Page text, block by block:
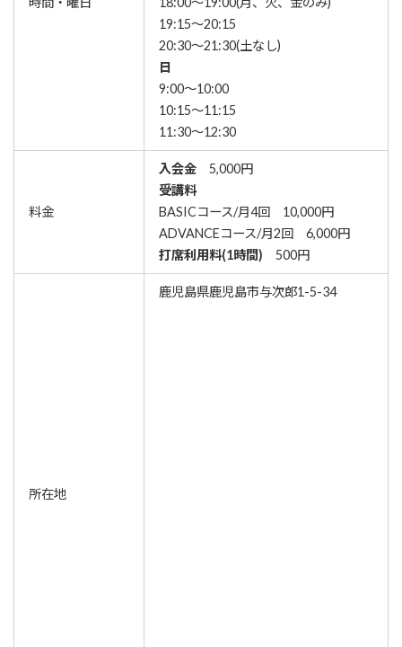
19:15～20:15
20:30～21:30(土なし)
日
9:00～10:00
10:15～11:15
11:30～12:30
料金
入会金 5,000円
受講料
BASICコース/月4回 10,000円
ADVANCEコース/月2回 6,000円
打席利用料(1時間) 500円
所在地
鹿児島県鹿児島市与次郎1-5-34